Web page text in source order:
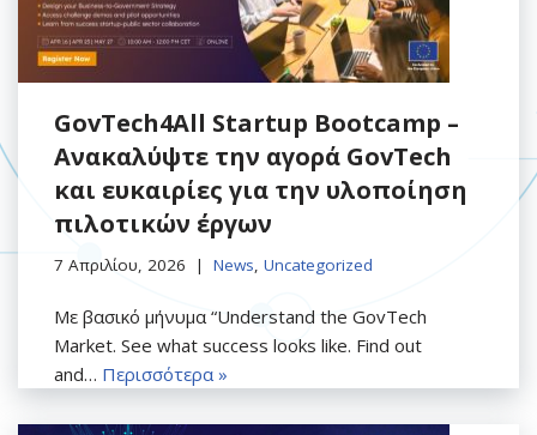
GovTech4All Startup Bootcamp –
Ανακαλύψτε την αγορά GovTech
και ευκαιρίες για την υλοποίηση
πιλοτικών έργων
7 Απριλίου, 2026 News, Uncategorized
Με βασικό μήνυμα “Understand the GovTech
Market. See what success looks like. Find out
and… Περισσότερα »